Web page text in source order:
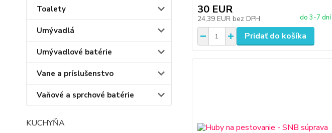
Toalety
Umývadlá
Umývadlové batérie
Vane a príslušenstvo
Vaňové a sprchové batérie
KUCHYŇA
30 EUR
24,39 EUR bez DPH do 3-7 dní
Pridať do košíka